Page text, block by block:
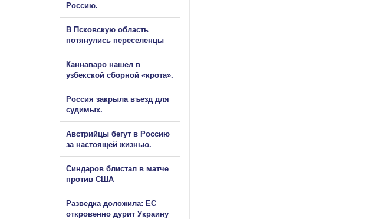
Россию.
В Псковскую область
потянулись переселенцы
Каннаваро нашел в
узбекской сборной «крота».
Россия закрыла въезд для
судимых.
Австрийцы бегут в Россию
за настоящей жизнью.
Синдаров блистал в матче
против США
Разведка доложила: ЕС
откровенно дурит Украину